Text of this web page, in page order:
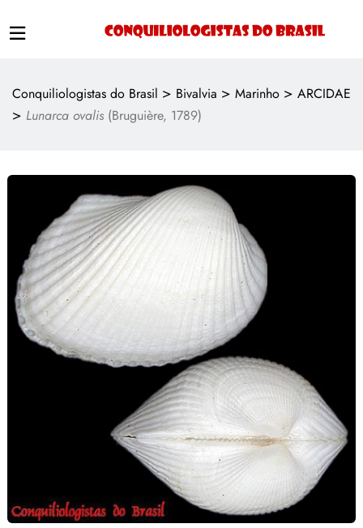
Conquiliologistas do Brasil > Bivalvia > Marinho > ARCIDAE
> Lunarca ovalis (Bruguière, 1789)